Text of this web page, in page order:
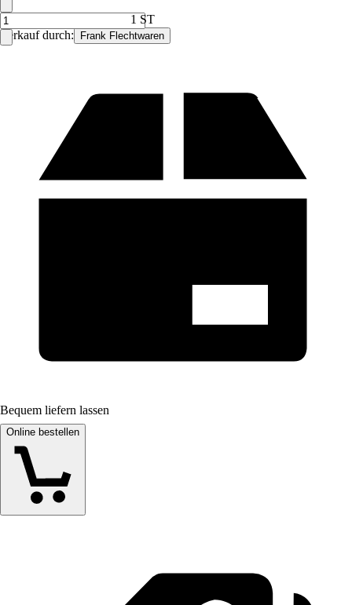
Verkauf durch: Frank Flechtwaren
1 ST
Bequem liefern lassen
Online bestellen